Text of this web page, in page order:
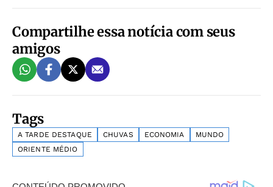
Compartilhe essa notícia com seus
amigos
Tags
A TARDE DESTAQUE CHUVAS ECONOMIA
MUNDO
ORIENTE MÉDIO